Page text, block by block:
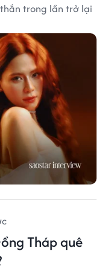
trong lần trở lại
Tháp quê